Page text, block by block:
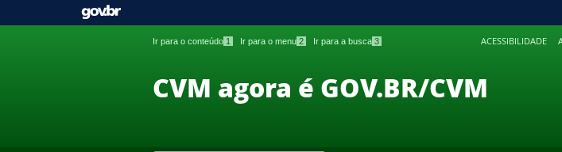
PARA
Ir para o conteúdo 1 Ir para o menu 2 Ir para a busca 3 ACESSIBILIDADE
CVM agora é GOV.BR/CVM